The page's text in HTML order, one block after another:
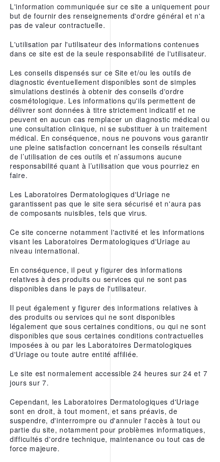
L'information communiquée sur ce site a uniquement pour
but de fournir des renseignements d'ordre général et n'a
pas de valeur contractuelle.
L'utilisation par l'utilisateur des informations contenues
dans ce site est de la seule responsabilité de l'utilisateur.
Les conseils dispensés sur ce Site et/ou les outils de
diagnostic éventuellement disponibles sont de simples
simulations destinés à obtenir des conseils d'ordre
cosmétologique. Les informations qu'ils permettent de
délivrer sont données à titre strictement indicatif et ne
peuvent en aucun cas remplacer un diagnostic médical ou
une consultation clinique, ni se substituer à un traitement
médical. En conséquence, nous ne pouvons vous garantir
une pleine satisfaction concernant les conseils résultant
de l’utilisation de ces outils et n’assumons aucune
responsabilité quant à l’utilisation que vous pourriez en
faire.
Les Laboratoires Dermatologiques d'Uriage ne
garantissent pas que le site sera sécurisé et n'aura pas
de composants nuisibles, tels que virus.
Ce site concerne notamment l'activité et les informations
visant les Laboratoires Dermatologiques d'Uriage au
niveau international.
En conséquence, il peut y figurer des informations
relatives à des produits ou services qui ne sont pas
disponibles dans le pays de l'utilisateur.
Il peut également y figurer des informations relatives à
des produits ou services qui ne sont disponibles
légalement que sous certaines conditions, ou qui ne sont
disponibles que sous certaines conditions contractuelles
imposées à ou par les Laboratoires Dermatologiques
d'Uriage ou toute autre entité affiliée.
Le site est normalement accessible 24 heures sur 24 et 7
jours sur 7.
Cependant, les Laboratoires Dermatologiques d'Uriage
sont en droit, à tout moment, et sans préavis, de
suspendre, d'interrompre ou d'annuler l'accès à tout ou
partie du site, notamment pour problèmes informatiques,
difficultés d'ordre technique, maintenance ou tout cas de
force majeure.